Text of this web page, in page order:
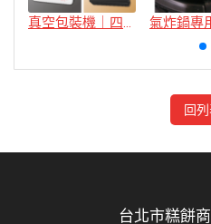
真空包裝機｜四款
回
台北市糕餅